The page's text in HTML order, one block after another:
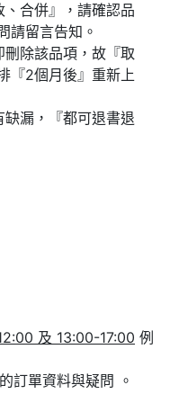
、合併』，請確認品
請留言告知。
刪除該品項，故『取
『2個月後』重新上
缺漏，『都可退書退
及 13:00-17:00 例
留下您的訂單資料與疑問 。